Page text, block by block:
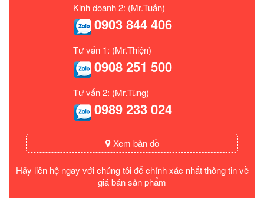
Kinh doanh 2: (Mr.Tuấn)
0903 844 406
Tư vấn 1: (Mr.Thiện)
0908 251 500
Tư vấn 2: (Mr.Tùng)
0989 233 024
Xem bản đồ
Hãy liên hệ ngay với chúng tôi để chính xác nhất thông tin về
giá bán sản phẩm